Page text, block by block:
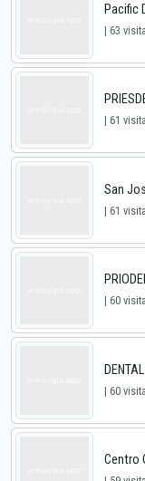
Pacific
| 63
| 61
San
| 61
| 60
| 60
Centro